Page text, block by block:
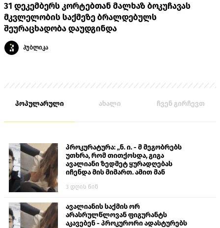
31 დეკემბერს კორტებთან მალხაზ ბოკუჩავას
მკვლელობის საქმეზე ბრალდებულს
შეურაცხადობა დაუდგინდა
პუბლიკა
პოპულარული ახალი ჩვენ გირჩევთ
პროკურატურა: „ნ. ი. - მ მეგობრებს
უთხრა, რომ თითქოსდა, გიგა
ავალიანი ზედმეტ ყურადღებას
იჩენდა მის მიმართ. ამით მან
თავს დასხმოდა გიგა ავალიანს“
3 დღის წინ
ავალიანის საქმის ორ
არასრულწლოვან ფიგურანტს
აკავებენ - პროკურორი ადასტურებს